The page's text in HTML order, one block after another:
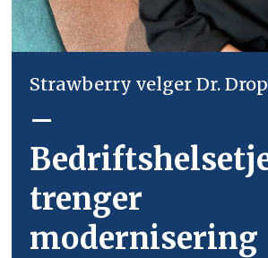
Strawberry velger Dr.
–
trenger
modernisering